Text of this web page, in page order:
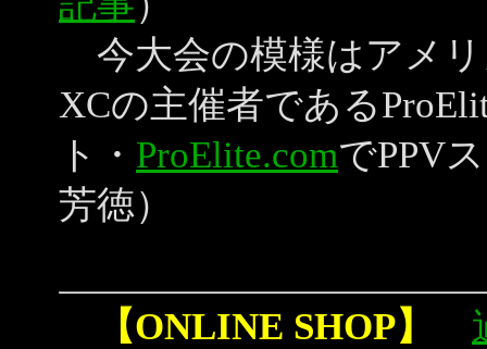
今大会の模様はアメ
XCの主催者である
ト・ ProElite.comでPPV
芳徳）
【ONLINE SHOP】